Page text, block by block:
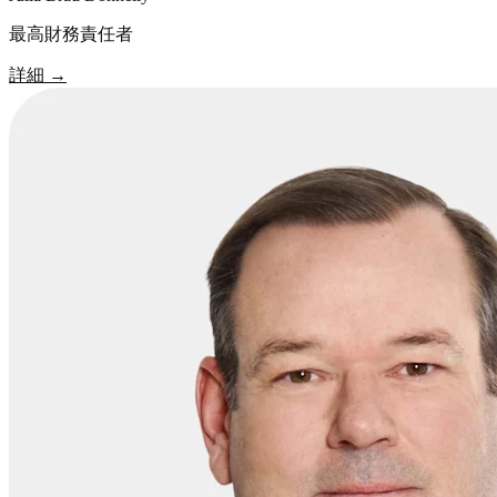
最高財務責任者
詳細 →